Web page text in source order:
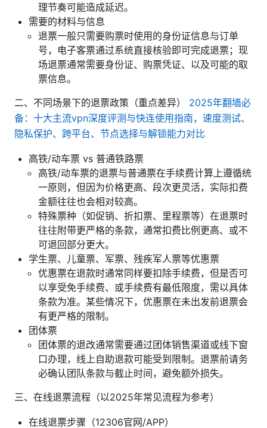
理节奏可能造成延迟。
需要的材料与信息
退票一般只需要购票时使用的身份证信息与订单
号，电子客票通过系统直接核验即可完成退票；现
场退票通常需要身份证、购票凭证、以及可能的取
票信息。
二、不同场景下的退票政策（重点差异） 2025年翻墙必
备：十大主流vpn深度评测与快连使用指南，速度测试、
隐私保护、跨平台、节点选择与解锁能力对比
高铁/动车票 vs 普通铁路票
高铁/动车票的退票与普通票在手续费计算上遵循统
一原则，但因为价格更高、段次更灵活，实际扣费
金额往往也会相对较高。
特殊票种（如促销、折扣票、里程票等）在退票时
往往附带更严格的条款，通常扣费比例更高、或不
可退回部分更大。
学生票、儿童票、军票、残疾军人票等优惠票
优惠票在退款时通常同样要扣除手续费，但是否可
以享受免手续费、或手续费有最低限度，需以具体
条款为准。某些情况下，优惠票在未出发前退票会
有更严格的限制。
团体票
团体票的退改通常需要通过团体销售渠道或线下窗
口办理，线上自助退款可能受到限制。退票前请务
必确认团队条款与截止时间，避免额外损失。
三、在线退票流程（以2025年常见流程为参考）
在线退票步骤（12306官网/APP）